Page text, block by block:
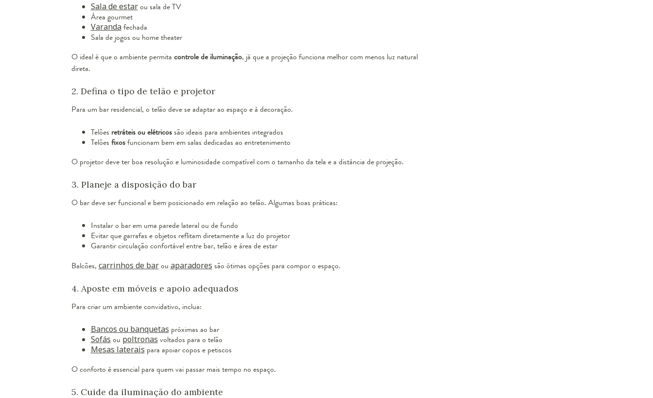
Sala de estarou sala de TV
Área gourmet
Varandafechada
Sala de jogos ou home theater
O ideal é que o ambiente permita controle de iluminação, já que a projeção funciona melhor com menos luz natural
direta.
2. Defina o tipo de telão e projetor
Para um bar residencial, o telão deve se adaptar ao espaço e à decoração.
Telões retráteis ou elétricossão ideais para ambientes integrados
Telões fixosfuncionam bem em salas dedicadas ao entretenimento
O projetor deve ter boa resolução e luminosidade compatível com o tamanho da tela e a distância de projeção.
3. Planeje a disposição do bar
O bar deve ser funcional e bem posicionado em relação ao telão. Algumas boas práticas:
Instalar o bar em uma parede lateral ou de fundo
Evitar que garrafas e objetos reflitam diretamente a luz do projetor
Garantir circulação confortável entre bar, telão e área de estar
Balcões, carrinhos de barou aparadores são ótimas opções para compor o espaço.
4. Aposte em móveis e apoio adequados
Para criar um ambiente convidativo, inclua:
Bancos ou banquetas próximas ao bar
Sofás ou poltronas voltados para o telão
Mesas laterais para apoiar copos e petiscos
O conforto é essencial para quem vai passar mais tempo no espaço.
5. Cuide da iluminação do ambiente